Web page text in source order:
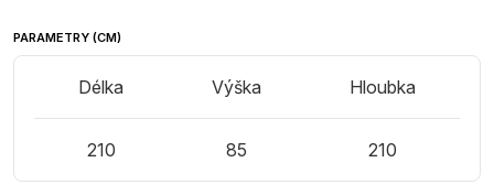
PARAMETRY (CM)
Délka
210
Výška
85
Hloubka
210